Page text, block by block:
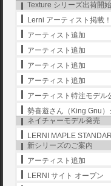
Texture シリーズ出荷開始
Lerni アーティスト掲載！
アーティスト追加
アーティスト追加
アーティスト追加
アーティスト追加
アーティスト特注モデル
勢喜遊さん（King Gnu）
ネイチャーモデル発売
LERNI MAPLE
新シリーズのご案内
アーティスト追加
LERNI サイト オープン